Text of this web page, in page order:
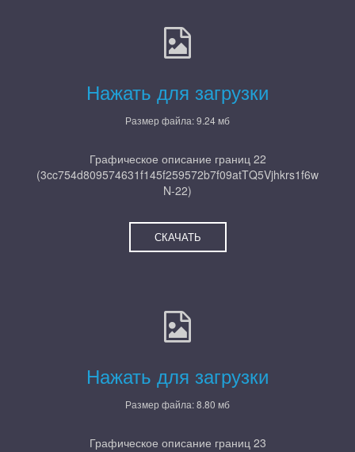
Нажать для загрузки
Размер файла: 9.24 мб
Графическое описание границ 22
(3cc754d809574631f145f259572b7f09atTQ5Vjhkrs1f6w
N-22)
СКАЧАТЬ
Нажать для загрузки
Размер файла: 8.80 мб
Графическое описание границ 23